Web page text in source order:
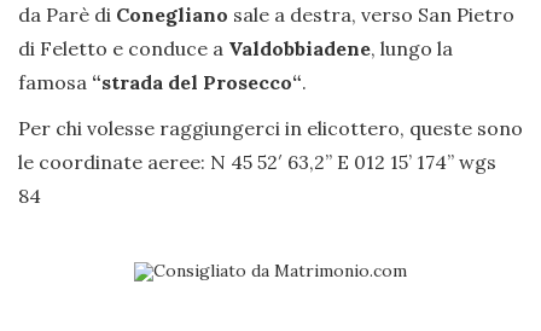
da Parè di Conegliano sale a destra, verso San Pietro
di Feletto e conduce a Valdobbiadene, lungo la
famosa “strada del Prosecco“.
Per chi volesse raggiungerci in elicottero, queste sono
le coordinate aeree: N 45 52′ 63,2” E 012 15’ 174’’ wgs
84